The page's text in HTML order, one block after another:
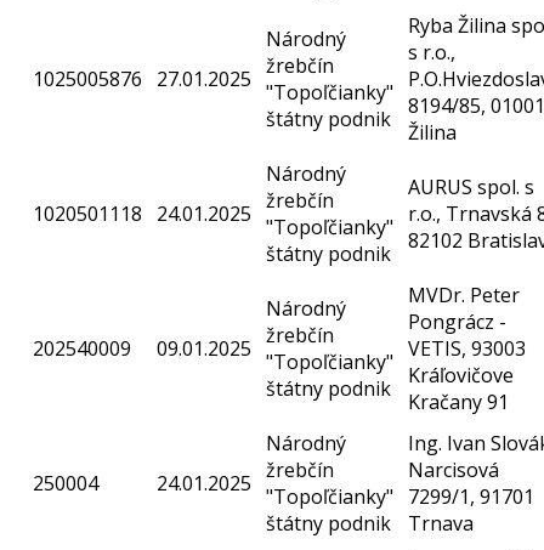
1025005876 27.01.2025
Národný
žrebčín
"Topoľčianky"
štátny podnik
Ryba Žilina
s r.o.,
8194/85, 01001
Žilina
1020501118 24.01.2025
Národný
žrebčín
"Topoľčianky"
štátny podnik
AURUS spol. s
r.o., Trnavská
82102
202540009 09.01.2025
Národný
žrebčín
"Topoľčianky"
štátny podnik
MVDr. Peter
Pongrácz -
VETIS, 93003
Kráľovičove
Kračany 91
250004 24.01.2025
Národný
žrebčín
"Topoľčianky"
štátny podnik
Ing. Ivan
Narcisová
7299/1, 91701
Trnava